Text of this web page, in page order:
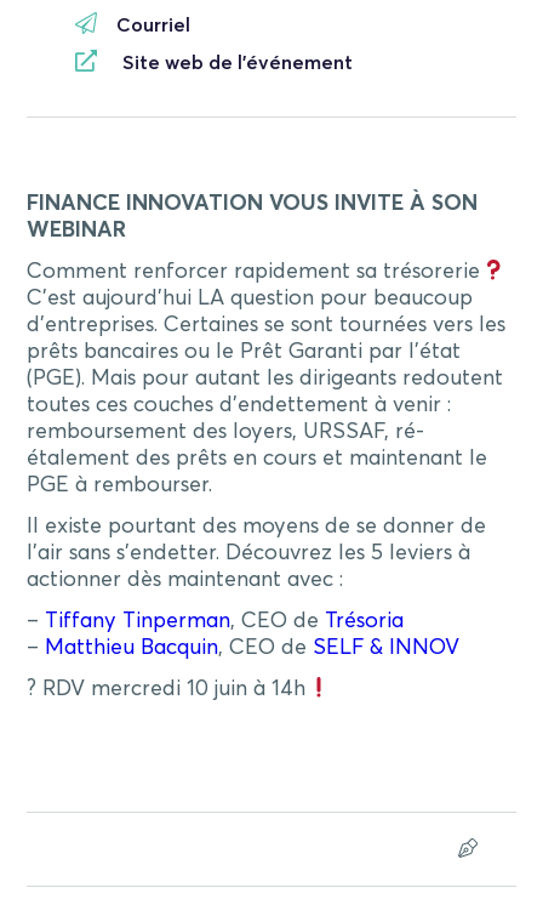
Courriel
Site web de l'événement
FINANCE INNOVATION VOUS INVITE À SON
WEBINAR
Comment renforcer rapidement sa trésorerie
C’est aujourd’hui LA question pour beaucoup
d’entreprises. Certaines se sont tournées vers les
prêts bancaires ou le Prêt Garanti par l’état
(PGE). Mais pour autant les dirigeants redoutent
toutes ces couches d’endettement à venir :
remboursement des loyers, URSSAF, ré-
étalement des prêts en cours et maintenant le
PGE à rembourser.
Il existe pourtant des moyens de se donner de
l’air sans s’endetter. Découvrez les 5 leviers à
actionner dès maintenant avec :
– Tiffany Tinperman, CEO de Trésoria
– Matthieu Bacquin, CEO de SELF & INNOV
? RDV mercredi 10 juin à 14h